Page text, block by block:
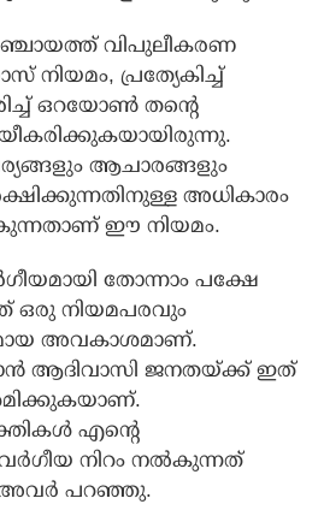
വിപുലീകരണ
പ്രത്യേകിച്ച്
ഒറയോണ്‍ തന്റെ
ആചാരങ്ങളും
അധികാരം
ഈ നിയമം.
തോന്നാം പക്ഷേ
ഒരു നിയമപരവും
അവകാശമാണ്.
ആദിവാസി ജനതയ്ക്ക് ഇത്
എന്റെ
നിറം നല്‍കുന്നത്
അവര്‍ പറഞ്ഞു.